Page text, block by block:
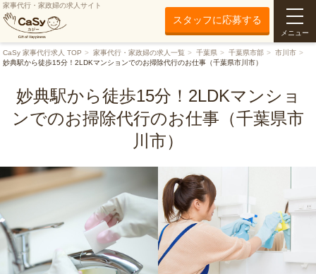
家事代行・家政婦の求人サイト
スタッフに応募する
メニュー
CaSy 家事代行求人 TOP 家事代行・家政婦の求人一覧 千葉県 千葉県市部
市川市
妙典駅から徒歩15分！2LDKマンションでのお掃除代行のお仕事（千葉県市川市）
妙典駅から徒歩15分！2LDKマンショ
ンでのお掃除代行のお仕事（千葉県市
川市）